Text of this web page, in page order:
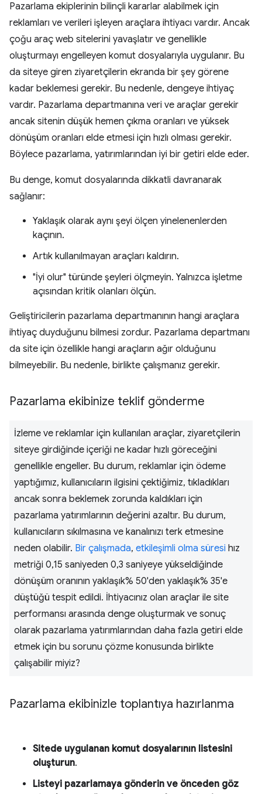
Pazarlama ekiplerinin bilinçli kararlar alabilmek için
reklamları ve verileri işleyen araçlara ihtiyacı vardır. Ancak
çoğu araç web sitelerini yavaşlatır ve genellikle
oluşturmayı engelleyen komut dosyalarıyla uygulanır. Bu
da siteye giren ziyaretçilerin ekranda bir şey görene
kadar beklemesi gerekir. Bu nedenle, dengeye ihtiyaç
vardır. Pazarlama departmanına veri ve araçlar gerekir
ancak sitenin düşük hemen çıkma oranları ve yüksek
dönüşüm oranları elde etmesi için hızlı olması gerekir.
Böylece pazarlama, yatırımlarından iyi bir getiri elde eder.
Bu denge, komut dosyalarında dikkatli davranarak
sağlanır:
Yaklaşık olarak aynı şeyi ölçen yinelenenlerden
kaçının.
Artık kullanılmayan araçları kaldırın.
"İyi olur" türünde şeyleri ölçmeyin. Yalnızca işletme
açısından kritik olanları ölçün.
Geliştiricilerin pazarlama departmanının hangi araçlara
ihtiyaç duyduğunu bilmesi zordur. Pazarlama departmanı
da site için özellikle hangi araçların ağır olduğunu
bilmeyebilir. Bu nedenle, birlikte çalışmanız gerekir.
Pazarlama ekibinize teklif gönderme
İzleme ve reklamlar için kullanılan araçlar, ziyaretçilerin
siteye girdiğinde içeriği ne kadar hızlı göreceğini
genellikle engeller. Bu durum, reklamlar için ödeme
yaptığımız, kullanıcıların ilgisini çektiğimiz, tıkladıkları
ancak sonra beklemek zorunda kaldıkları için
pazarlama yatırımlarının değerini azaltır. Bu durum,
kullanıcıların sıkılmasına ve kanalınızı terk etmesine
neden olabilir. Bir çalışmada, etkileşimli olma süresi hız
metriği 0,15 saniyeden 0,3 saniyeye yükseldiğinde
dönüşüm oranının yaklaşık% 50'den yaklaşık% 35'e
düştüğü tespit edildi. İhtiyacınız olan araçlar ile site
performansı arasında denge oluşturmak ve sonuç
olarak pazarlama yatırımlarından daha fazla getiri elde
etmek için bu sorunu çözme konusunda birlikte
çalışabilir miyiz?
Pazarlama ekibinizle toplantıya hazırlanma
Sitede uygulanan komut dosyalarının listesini
oluşturun.
Listeyi pazarlamaya gönderin ve önceden göz